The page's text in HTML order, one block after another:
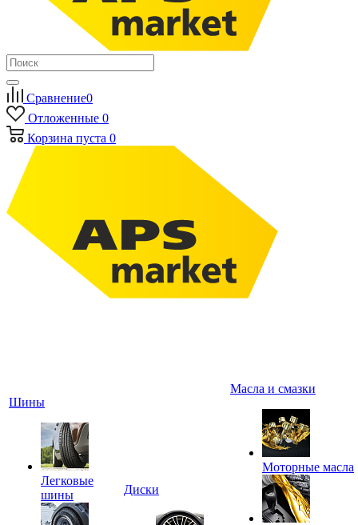
Сравнение0
Отложенные 0
Корзина пуста 0
Шины
Легковые
шины
Диски
Масла и смазки
Моторные масла